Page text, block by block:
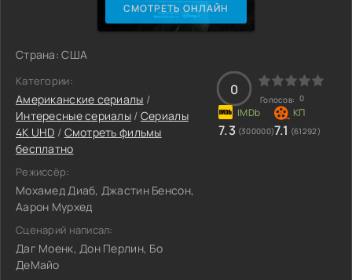
СМОТРЕТЬ ОНЛАЙН
Страна: США
Категории:
Американские сериалы /
Интересные сериалы / Сериалы
4K UHD / Смотреть фильмы
бесплатно
Режиссёр:
Мохамед Диаб, Джастин Бенсон,
Аарон Мурхед
Сценарий написал:
Даг Моенк, Дон Перлин, Бо
ДеМайо
0
Голосов: 0
7.3 (300000)7.1 (61292)